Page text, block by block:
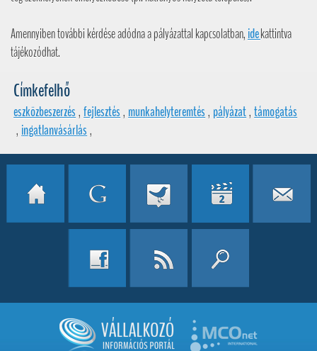
Amennyiben további kérdése adódna a pályázattal kapcsolatban,idekattintva
tájékozódhat.
Címkefelhő
eszközbeszerzés,fejlesztés, munkahelyteremtés, pályázat,támogatás
, ingatlanvásárlás,